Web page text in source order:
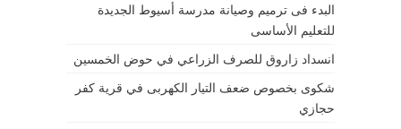
البدء فى ترميم وصيانة مدرسة أسيوط الجديدة
للتعليم الأساسى
انسداد زاروق للصرف الزراعي في حوض الخمسين
شكوى بخصوص ضعف التيار الكهربى في قرية كفر
حجازي